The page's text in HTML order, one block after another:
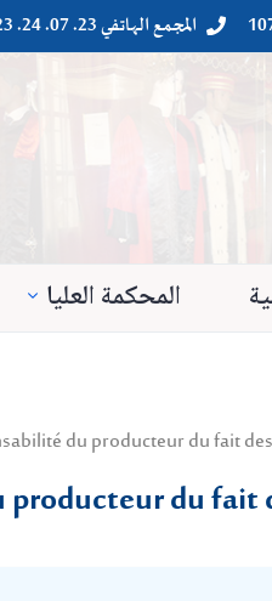

 المجمع الهاتفي 23. 07. 24. 023
المحكمة العليا
du fait